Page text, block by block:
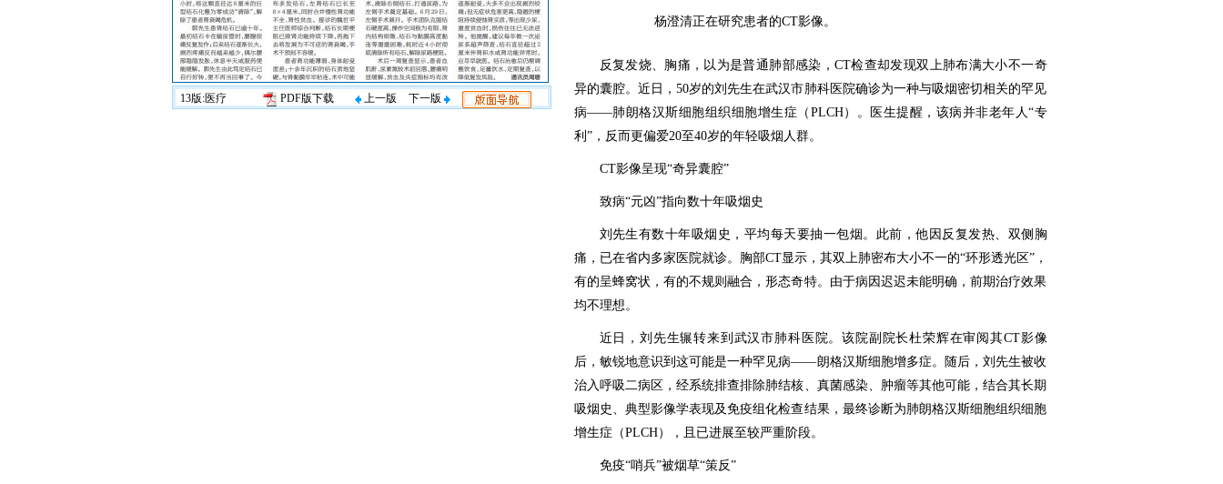
13版:医疗 PDF版下载 上一版 下一版
杨澄清正在研究患者的CT影像。
反复发烧、胸痛，以为是普通肺部感染，CT检查却发现双上肺布满大小不一奇
异的囊腔。近日，50岁的刘先生在武汉市肺科医院确诊为一种与吸烟密切相关的罕见
病——肺朗格汉斯细胞组织细胞增生症（PLCH）。医生提醒，该病并非老年人“专
利”，反而更偏爱20至40岁的年轻吸烟人群。
CT影像呈现“奇异囊腔”
致病“元凶”指向数十年吸烟史
刘先生有数十年吸烟史，平均每天要抽一包烟。此前，他因反复发热、双侧胸
痛，已在省内多家医院就诊。胸部CT显示，其双上肺密布大小不一的“环形透光区”，
有的呈蜂窝状，有的不规则融合，形态奇特。由于病因迟迟未能明确，前期治疗效果
均不理想。
近日，刘先生辗转来到武汉市肺科医院。该院副院长杜荣辉在审阅其CT影像
后，敏锐地意识到这可能是一种罕见病——朗格汉斯细胞增多症。随后，刘先生被收
治入呼吸二病区，经系统排查排除肺结核、真菌感染、肿瘤等其他可能，结合其长期
吸烟史、典型影像学表现及免疫组化检查结果，最终诊断为肺朗格汉斯细胞组织细胞
增生症（PLCH），且已进展至较严重阶段。
免疫“哨兵”被烟草“策反”